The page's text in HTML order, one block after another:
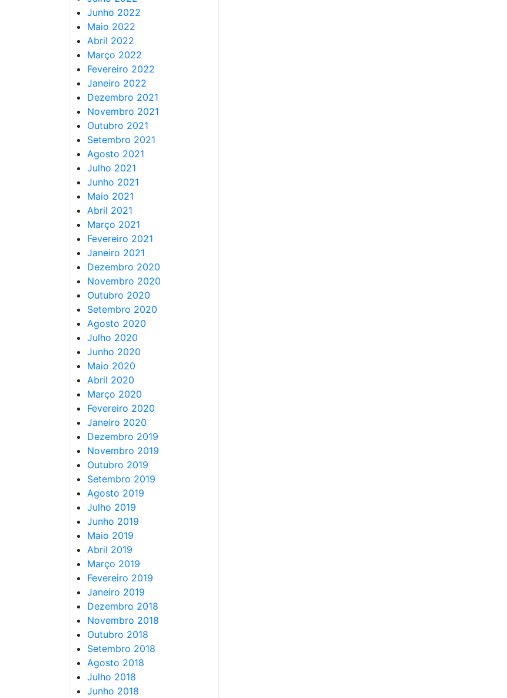
Junho 2022
Maio 2022
Abril 2022
Março 2022
Fevereiro 2022
Janeiro 2022
Dezembro 2021
Novembro 2021
Outubro 2021
Setembro 2021
Agosto 2021
Julho 2021
Junho 2021
Maio 2021
Abril 2021
Março 2021
Fevereiro 2021
Janeiro 2021
Dezembro 2020
Novembro 2020
Outubro 2020
Setembro 2020
Agosto 2020
Julho 2020
Junho 2020
Maio 2020
Abril 2020
Março 2020
Fevereiro 2020
Janeiro 2020
Dezembro 2019
Novembro 2019
Outubro 2019
Setembro 2019
Agosto 2019
Julho 2019
Junho 2019
Maio 2019
Abril 2019
Março 2019
Fevereiro 2019
Janeiro 2019
Dezembro 2018
Novembro 2018
Outubro 2018
Setembro 2018
Agosto 2018
Julho 2018
Junho 2018